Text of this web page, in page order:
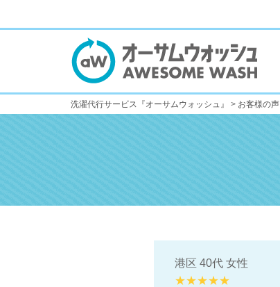
洗濯代行サービス『オーサムウォッシュ』 > お客様の声
港区 40代 女性
★★★★★